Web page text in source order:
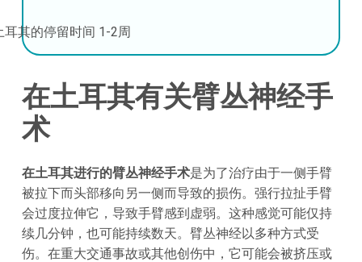
耳其的停留时间 1-2周
在土耳其有关臂丛神经手
术
在土耳其进行的臂丛神经手术是为了治疗由于一侧手臂
被拉下而头部移向另一侧而导致的损伤。强行拉扯手臂
会过度拉伸它，导致手臂感到虚弱。这种感觉可能仅持
续几分钟，也可能持续数天。臂丛神经以多种方式受
伤。在重大交通事故或其他创伤中，它可能会被挤压或